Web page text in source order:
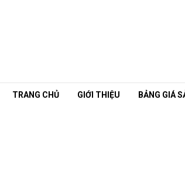
TRANG CHỦ GIỚI THIỆU BẢNG GIÁ